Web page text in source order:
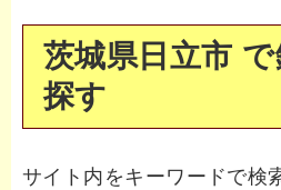
茨城県日立市
探す
サイト内をキーワードで検